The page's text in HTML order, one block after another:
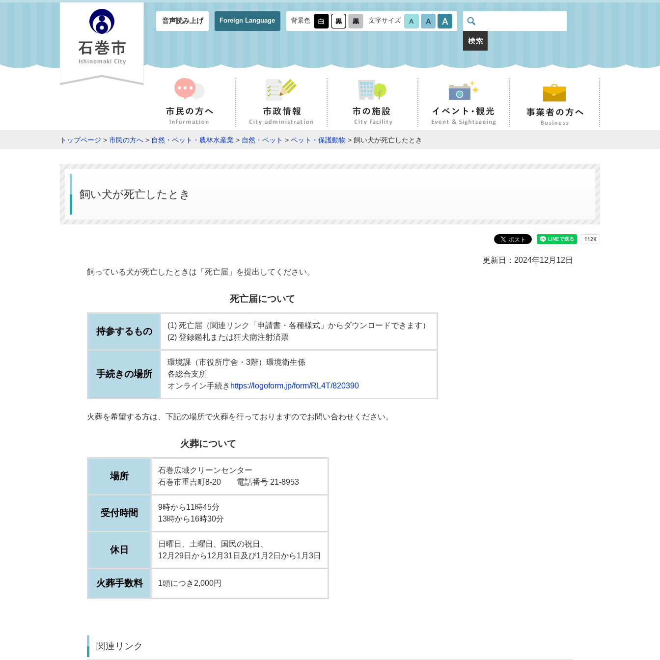
音声読み上げ Foreign Language 背景色 文字サイズ
トップページ > 市民の方へ > 自然・ペット・農林水産業 > 自然・ペット > ペット・保護動物 > 飼い犬が死亡したとき
飼い犬が死亡したとき
更新日：2024年12月12日
飼っている犬が死亡したときは「死亡届」を提出してください。
死亡届について
持参するもの
(1) 死亡届（関連リンク「申請書・各種様式」からダウンロードできます）
(2) 登録鑑札または狂犬病注射済票
手続きの場所
環境課（市役所庁舎・3階）環境衛生係
各総合支所
オンライン手続き https://logoform.jp/form/RL4T/820390
火葬を希望する方は、下記の場所で火葬を行っておりますのでお問い合わせください。
火葬について
場所
石巻広域クリーンセンター
石巻市重吉町8-20 電話番号 21-8953
受付時間
9時から11時45分
13時から16時30分
休日
日曜日、土曜日、国民の祝日、
12月29日から12月31日及び1月2日から1月3日
火葬手数料 1頭につき2,000円
関連リンク